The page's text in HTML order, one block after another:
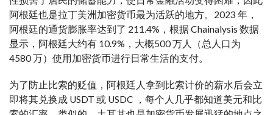
阿根廷也是拉丁美洲加密货币最为活跃的地方。2023 年，
阿根廷的通货膨胀率达到了 211.4%，根据 Chainalysis 数据
显示，阿根廷大约有 10.9%，大概500 万人（总人口为
4580 万）使用加密货币进行日常生活的支付。
为了防止比索的贬值，阿根廷人拿到比索计价的薪水后会立
即将其兑换成 USDT 或 USDC ，每个人几乎都知道美元和比